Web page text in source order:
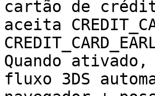
cartão de
aceita
Quando
fluxo 3DS